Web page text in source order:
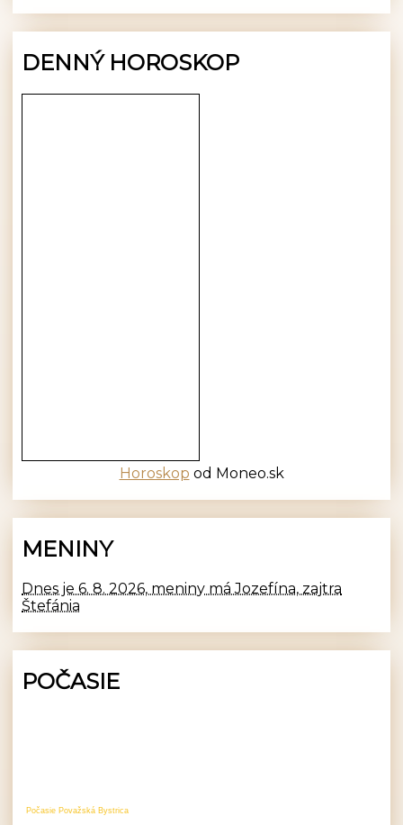
DENNÝ HOROSKOP
Horoskop od Moneo.sk
MENINY
Dnes je 6. 8. 2026, meniny má Jozefína, zajtra
Štefánia
POČASIE
Počasie Považská Bystrica